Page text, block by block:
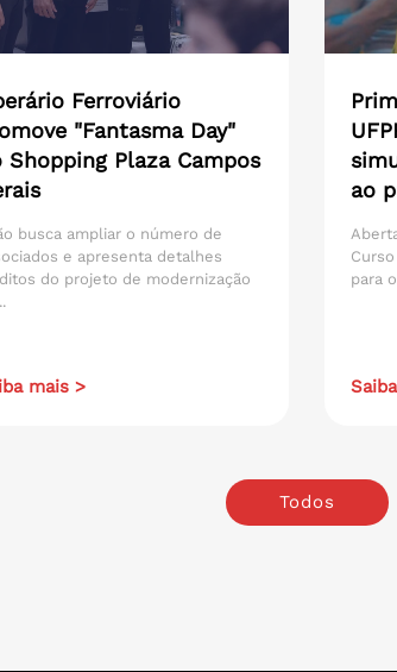
Ferroviário
"Fantasma Day"
Shopping Plaza Campos
busca ampliar o número de
e apresenta detalhes
do projeto de modernização
mais >
ao
para
Todos